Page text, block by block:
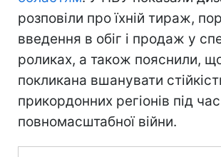
розповіли про їхній тираж,
введення в обіг і продаж у
роликах, а також пояснили,
покликана вшанувати
прикордонних регіонів під час
повномасштабної війни.